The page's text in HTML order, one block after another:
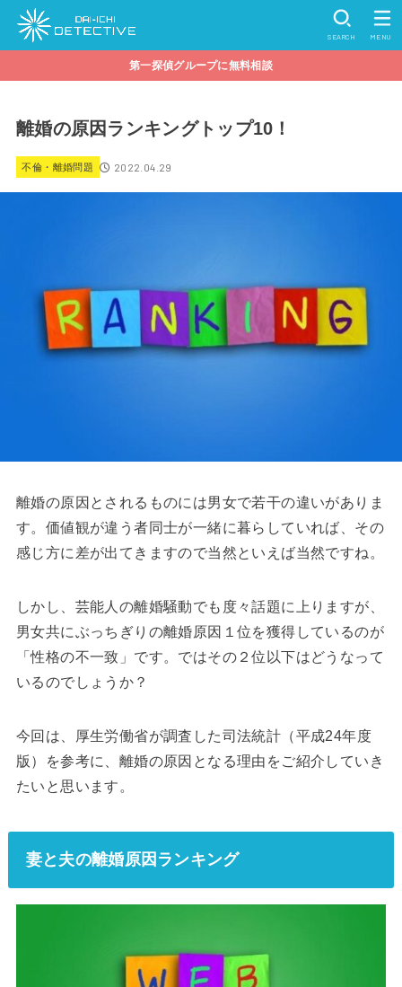
SEARCH MENU
第一探偵グループに無料相談
離婚の原因ランキングトップ10！
不倫・離婚問題 2022.04.29
離婚の原因とされるものには男女で若干の違いがありま
す。価値観が違う者同士が一緒に暮らしていれば、その
感じ方に差が出てきますので当然といえば当然ですね。
しかし、芸能人の離婚騒動でも度々話題に上りますが、
男女共にぶっちぎりの離婚原因１位を獲得しているのが
「性格の不一致」です。ではその２位以下はどうなって
いるのでしょうか？
今回は、厚生労働省が調査した司法統計（平成24年度
版）を参考に、離婚の原因となる理由をご紹介していき
たいと思います。
妻と夫の離婚原因ランキング